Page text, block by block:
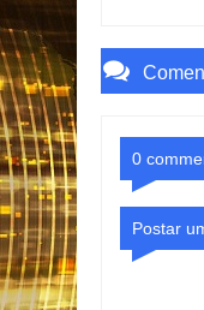
0
Postar